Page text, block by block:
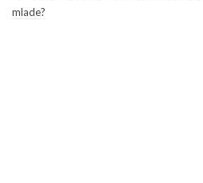
mlade?